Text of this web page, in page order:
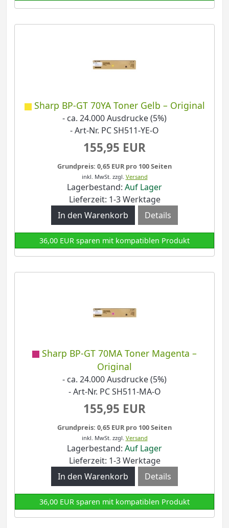
Sharp BP-GT 70YA Toner Gelb – Original
- ca. 24.000 Ausdrucke (5%)
- Art-Nr. PC SH511-YE-O
155,95 EUR
Grundpreis: 0,65 EUR pro 100 Seiten
inkl. MwSt. zzgl. Versand
Lagerbestand: Auf Lager
Lieferzeit: 1-3 Werktage
Details
36,00 EUR sparen mit kompatiblen Produkt
Sharp BP-GT 70MA Toner Magenta –
Original
- ca. 24.000 Ausdrucke (5%)
- Art-Nr. PC SH511-MA-O
155,95 EUR
Grundpreis: 0,65 EUR pro 100 Seiten
inkl. MwSt. zzgl. Versand
Lagerbestand: Auf Lager
Lieferzeit: 1-3 Werktage
Details
36,00 EUR sparen mit kompatiblen Produkt